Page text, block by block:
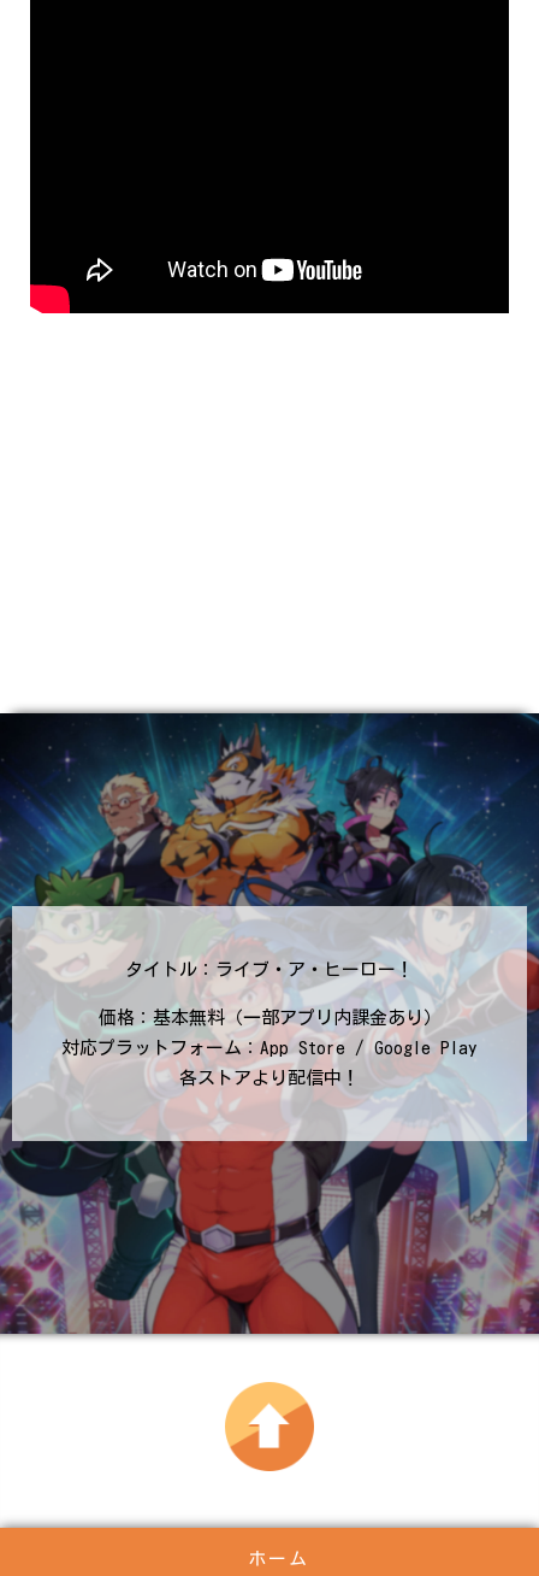
タイトル：ライブ・ア・ヒーロー！
価格：基本無料（一部アプリ内課金あり）
対応プラットフォーム：App Store / Google Play
各ストアより配信中！
ホーム